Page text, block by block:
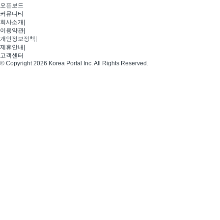
오픈보드
커뮤니티
회사소개
이용약관
개인정보정책
제휴안내
고객센터
© Copyright 2026 Korea Portal Inc. All Rights Reserved.